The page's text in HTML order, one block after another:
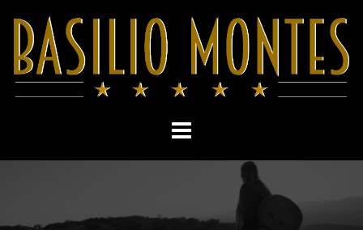
content